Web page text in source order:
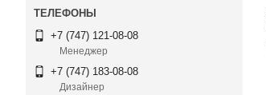
+7 (747) 121-08-08
Менеджер
+7 (747) 183-08-08
Дизайнер